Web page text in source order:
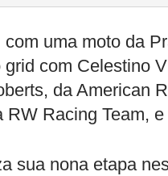
com uma moto da
com Celestino
da American
RW Racing Team,
sua nona etapa